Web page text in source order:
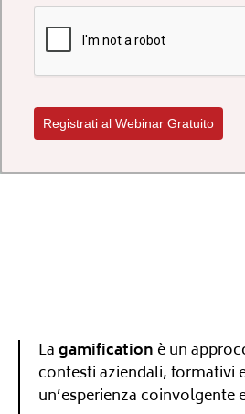
Registrati al Webinar Gratuito
Lagamification è un
contesti aziendali, formativi
un’esperienza coinvolgente